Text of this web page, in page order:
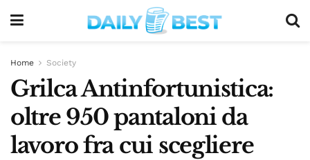
Home Society
Grilca Antinfortunistica:
oltre 950 pantaloni da
lavoro fra cui scegliere